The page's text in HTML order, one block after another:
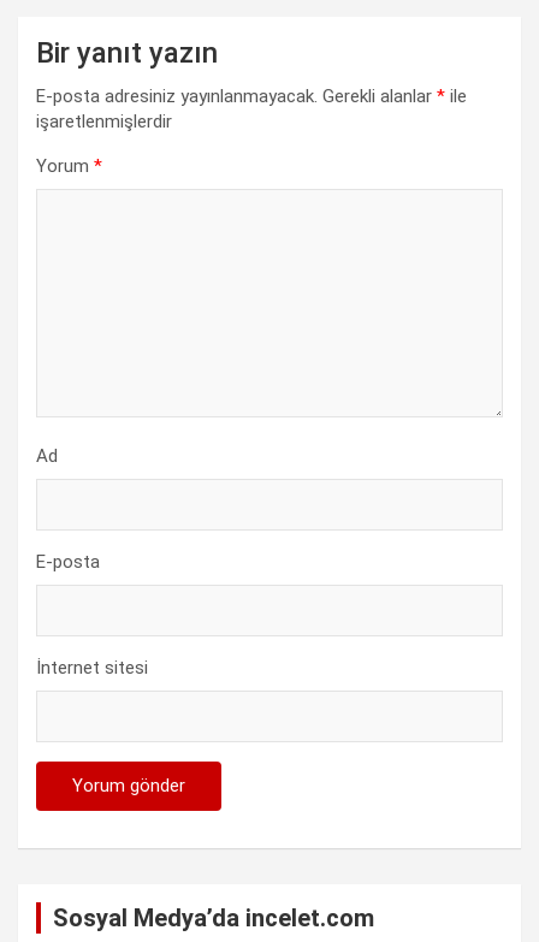
Bir yanıt yazın
E-posta adresiniz yayınlanmayacak. Gerekli alanlar * ile
işaretlenmişlerdir
Yorum *
Ad
E-posta
İnternet sitesi
Sosyal Medya’da incelet.com